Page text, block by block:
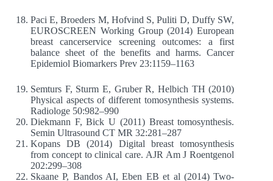
Paci E, Broeders M, Hofvind S, Puliti D, Duffy SW,
EUROSCREEN Working Group (2014) European
breast cancerservice screening outcomes: a first
balance sheet of the benefits and harms. Cancer
Epidemiol Biomarkers Prev 23:1159–1163
Semturs F, Sturm E, Gruber R, Helbich TH (2010)
Physical aspects of different tomosynthesis systems.
Radiologe 50:982–990
Diekmann F, Bick U (2011) Breast tomosynthesis.
Semin Ultrasound CT MR 32:281–287
Kopans DB (2014) Digital breast tomosynthesis
from concept to clinical care. AJR Am J Roentgenol
202:299–308
Skaane P, Bandos AI, Eben EB et al (2014) Two-